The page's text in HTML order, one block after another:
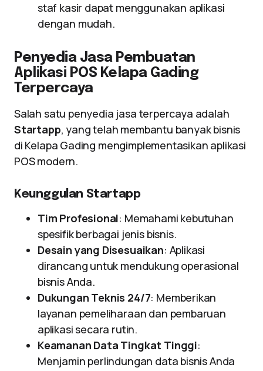
staf kasir dapat menggunakan aplikasi
dengan mudah.
Penyedia Jasa Pembuatan
Aplikasi POS Kelapa Gading
Terpercaya
Salah satu penyedia jasa terpercaya adalah
Startapp, yang telah membantu banyak bisnis
di Kelapa Gading mengimplementasikan aplikasi
POS modern.
Keunggulan Startapp
Tim Profesional: Memahami kebutuhan
spesifik berbagai jenis bisnis.
Desain yang Disesuaikan: Aplikasi
dirancang untuk mendukung operasional
bisnis Anda.
Dukungan Teknis 24/7: Memberikan
layanan pemeliharaan dan pembaruan
aplikasi secara rutin.
Keamanan Data Tingkat Tinggi:
Menjamin perlindungan data bisnis Anda